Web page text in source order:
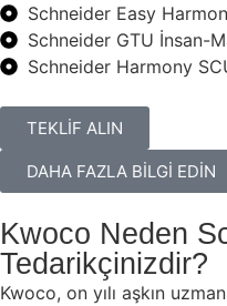
Schneider Easy
Schneider GTU İnsan-
Schneider Harmony
TEKLİF ALIN
DAHA FAZLA BİLGİ EDİN
Kwoco Neden
Tedarikçinizdir?
Kwoco, on yılı aşkın